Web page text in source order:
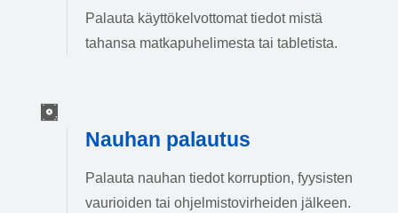
Palauta käyttökelvottomat tiedot mistä
tahansa matkapuhelimesta tai tabletista.
Nauhan palautus
Palauta nauhan tiedot korruption, fyysisten
vaurioiden tai ohjelmistovirheiden jälkeen.